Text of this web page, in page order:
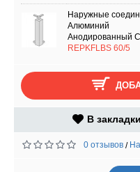
Наружные
Алюминий
Анодированный
REPKFLBS 60/5
В закладки
0 отзывов /